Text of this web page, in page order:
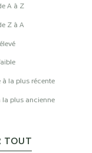
A à Z
Z à A
la plus récente
la plus ancienne
TOUT